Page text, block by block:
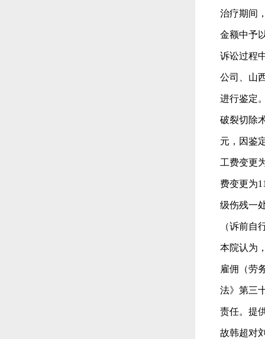
治疗期间
金额中予
诉讼过程
公司、山
进行鉴定
破裂切除
元，因鉴
工费变更
费变更为
级伤残一
（诉前自
本院认为
雇佣（劳
法》第三
责任。提
故韩超对